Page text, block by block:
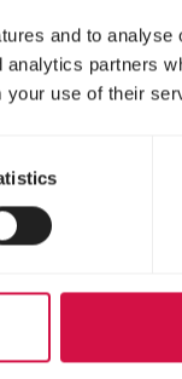
and to
partners
your use of their
Free
Kit